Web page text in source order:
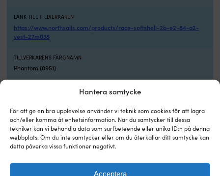
Hantera samtycke
För att ge en bra upplevelse använder vi teknik som cookies för att lagra
och/eller komma åt enhetsinformation. När du samtycker till dessa
tekniker kan vi behandla data som surfbeteende eller unika ID:n på denna
webbplats. Om du inte samtycker eller om du återkallar ditt samtycke kan
detta påverka vissa funktioner negativt.
Acceptera
LÄNK TILL TILLVERKAREN
https://www.northsails.com/products/race-softshell-2b-e2-84-a2-
vest-27m038
TILLVERKARENS FÄRGNAMN
Phantom (0951)
VATTENTÄTHET PÅ SEGLARSTÄLL
DWR-behandlade (Vattenavvisande)
MATERIAL (DETALJERAT)
100% polyester